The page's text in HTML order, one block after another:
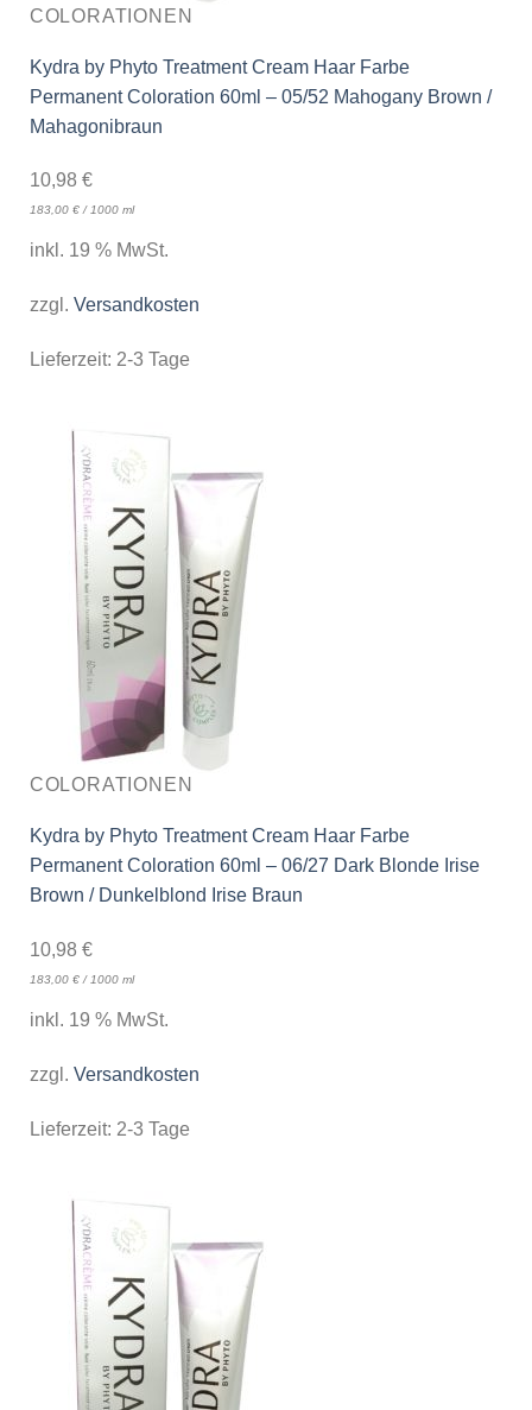
COLORATIONEN
Kydra by Phyto Treatment Cream Haar Farbe
Permanent Coloration 60ml – 05/52 Mahogany Brown /
Mahagonibraun
10,98 €
183,00 €/1000 ml
inkl. 19 % MwSt.
zzgl. Versandkosten
Lieferzeit: 2-3 Tage
COLORATIONEN
Kydra by Phyto Treatment Cream Haar Farbe
Permanent Coloration 60ml – 06/27 Dark Blonde Irise
Brown / Dunkelblond Irise Braun
10,98 €
183,00 €/ 1000 ml
inkl. 19 % MwSt.
zzgl. Versandkosten
Lieferzeit: 2-3 Tage